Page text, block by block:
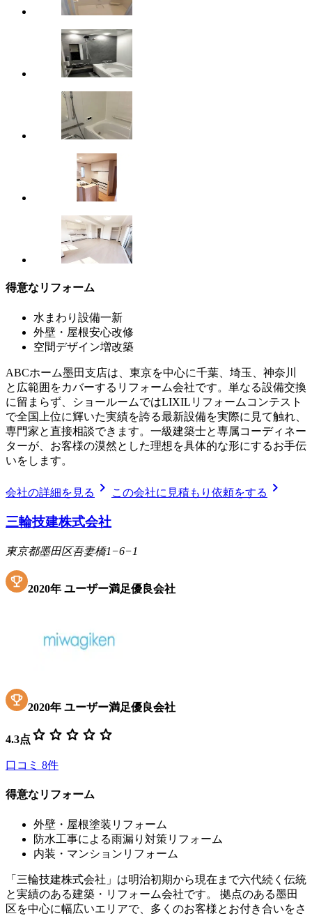
得意なリフォーム
水まわり設備一新
外壁・屋根安心改修
空間デザイン増改築
ABCホーム墨田支店は、東京を中心に千葉、埼玉、神奈川
と広範囲をカバーするリフォーム会社です。単なる設備交換
に留まらず、ショールームではLIXILリフォームコンテスト
で全国上位に輝いた実績を誇る最新設備を実際に見て触れ、
専門家と直接相談できます。一級建築士と専属コーディネー
ターが、お客様の漠然とした理想を具体的な形にするお手伝
いをします。
会社の詳細を見る chevron_right この会社に見積もり依頼をする chevron_right
三輪技建株式会社
東京都墨田区吾妻橋1−6−1
2020年 ユーザー満足優良会社
2020年 ユーザー満足優良会社
4.3点 star star star star star
口コミ 8件
得意なリフォーム
外壁・屋根塗装リフォーム
防水工事による雨漏り対策リフォーム
内装・マンションリフォーム
「三輪技建株式会社」は明治初期から現在まで六代続く伝統
と実績のある建築・リフォーム会社です。 拠点のある墨田
区を中心に幅広いエリアで、多くのお客様とお付き合いをさ